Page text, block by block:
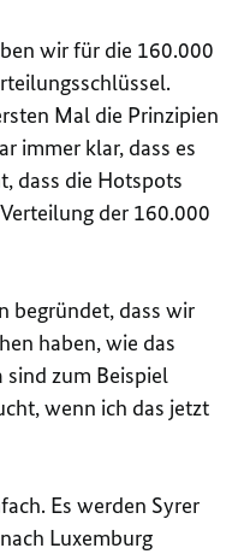
wir für die 160.000
Mal die Prinzipien
immer klar, dass es
dass die Hotspots
der 160.000
begründet, dass wir
haben, wie das
zum Beispiel
wenn ich das jetzt
Es werden Syrer
Luxemburg